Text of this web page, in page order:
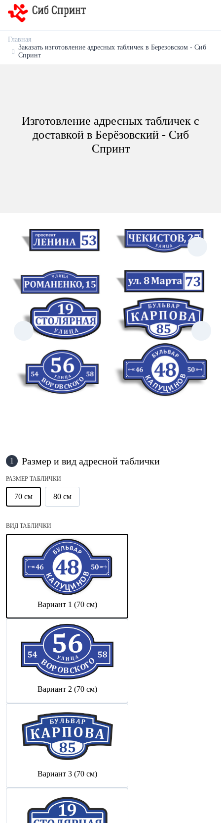
Главная
Заказать изготовление адресных табличек в Березовском - Сиб
Спринт
Изготовление адресных табличек с
доставкой в Берёзовский - Сиб
Спринт
1 Размер и вид адресной таблички
РАЗМЕР ТАБЛИЧКИ
70 см 80 см
ВИД ТАБЛИЧКИ
Вариант 1 (70 см)
Вариант 2 (70 см)
Вариант 3 (70 см)